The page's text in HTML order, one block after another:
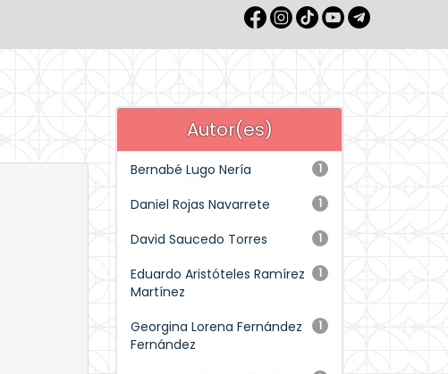
Autor(es)
1
Bernabé Lugo Nería
1
Daniel Rojas Navarrete
1
David Saucedo Torres
1
Eduardo Aristóteles Ramírez
Martínez
1
Georgina Lorena Fernández
Fernández